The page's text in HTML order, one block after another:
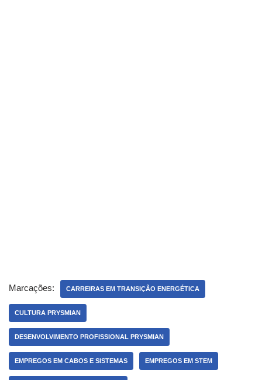
Marcações: CARREIRAS EM TRANSIÇÃO ENERGÉTICA
CULTURA PRYSMIAN
DESENVOLVIMENTO PROFISSIONAL PRYSMIAN
EMPREGOS EM CABOS E SISTEMAS EMPREGOS EM STEM